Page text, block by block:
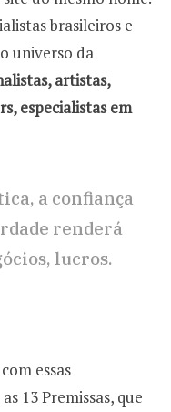
brasileiros e
universo da
artistas,
especialistas em
a confiança
renderá
lucros.
essas
13 Premissas, que